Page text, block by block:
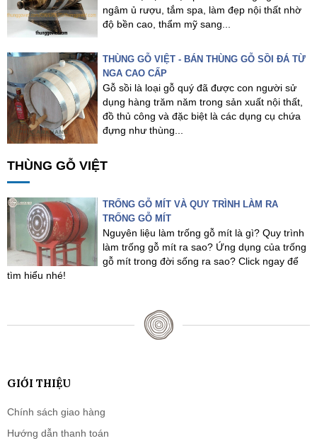
ngâm ủ rượu, tắm spa, làm đẹp nội thất nhờ
độ bền cao, thẩm mỹ sang...
THÙNG GỖ VIỆT - BÁN THÙNG GỖ SỒI ĐÁ TỪ
NGA CAO CẤP
Gỗ sồi là loại gỗ quý đã được con người sử
dụng hàng trăm năm trong sản xuất nội thất,
đồ thủ công và đặc biệt là các dụng cụ chứa
đựng như thùng...
THÙNG GỖ VIỆT
TRỐNG GỖ MÍT VÀ QUY TRÌNH LÀM RA
TRỐNG GỖ MÍT
Nguyên liệu làm trống gỗ mít là gì? Quy trình
làm trống gỗ mít ra sao? Ứng dụng của trống
gỗ mít trong đời sống ra sao? Click ngay để
tìm hiểu nhé!
GIỚI THIỆU
Chính sách giao hàng
Hướng dẫn thanh toán